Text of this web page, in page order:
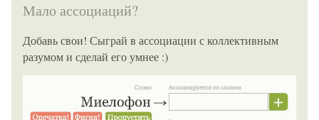
Мало ассоциаций?
Добавь свои! Сыграй в ассоциации с коллективным
разумом и сделай его умнее :)